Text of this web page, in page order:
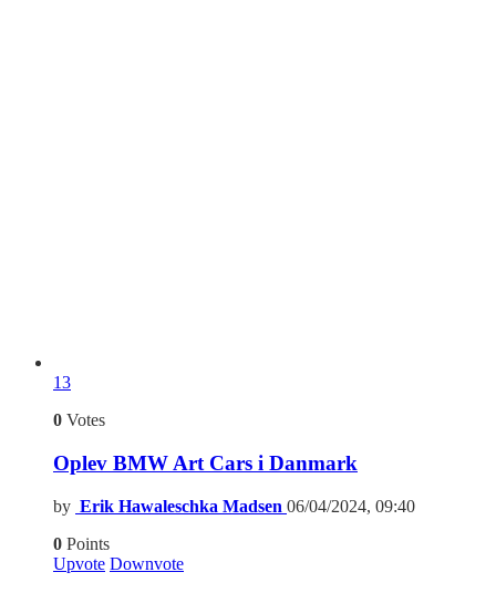
13
0 Votes
Oplev BMW Art Cars i Danmark
by Erik Hawaleschka Madsen 06/04/2024, 09:40
0 Points
Upvote Downvote